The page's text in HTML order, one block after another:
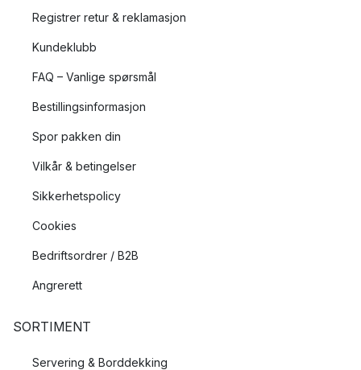
Registrer retur & reklamasjon
Kundeklubb
FAQ – Vanlige spørsmål
Bestillingsinformasjon
Spor pakken din
Vilkår & betingelser
Sikkerhetspolicy
Cookies
Bedriftsordrer / B2B
Angrerett
SORTIMENT
Servering & Borddekking